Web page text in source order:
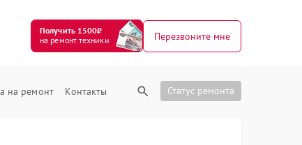
Получить 1500₽
на ремонт техники
Перезвоните мне
на ремонт Контакты Статус ремонта